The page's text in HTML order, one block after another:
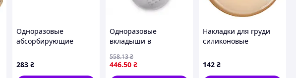
Одноразовые
абсорбирующие
бюстгальтеру 0025, 60
штук
283 ₴
Одноразовые
вкладыши в
Avent 60 шт. (Авент)
446.50 ₴
558.13₴
Накладки для груди
силиконовые
142 ₴